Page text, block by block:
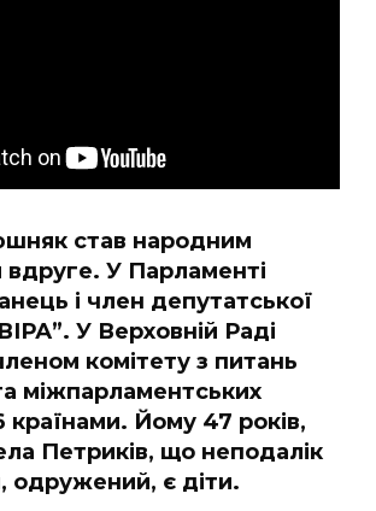
став народним
У Парламенті
і член депутатської
У Верховній Раді
комітету з питань
міжпарламентських
6 країнами. Йому 47 років,
Петриків, що неподалік
одружений, є діти.